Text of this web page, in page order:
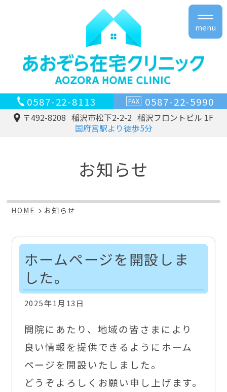
0587-22-8113 0587-22-5990
〒492-8208 稲沢市松下2-2-2 稲沢フロントビル 1F
国府宮駅より徒歩5分
menu
お知らせ
HOME お知らせ
ホームページを開設しま
した。
2025年1月13日
開院にあたり、地域の皆さまにより
良い情報を提供できるようにホーム
ページを開設いたしました。
どうぞよろしくお願い申し上げます。